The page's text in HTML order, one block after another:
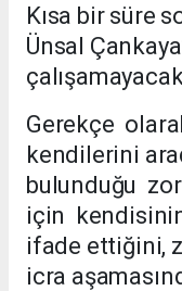
Kısa bir süre
Ünsal
Gerekçe
kendilerini
bulunduğu
için
ifade ettiğini,
icra